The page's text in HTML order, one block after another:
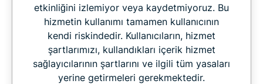
etkinliğini izlemiyor veya kaydetmiyoruz. Bu
hizmetin kullanımı tamamen kullanıcının
kendi riskindedir. Kullanıcıların, hizmet
şartlarımızı, kullandıkları içerik hizmet
sağlayıcılarının şartlarını ve ilgili tüm yasaları
yerine getirmeleri gerekmektedir.